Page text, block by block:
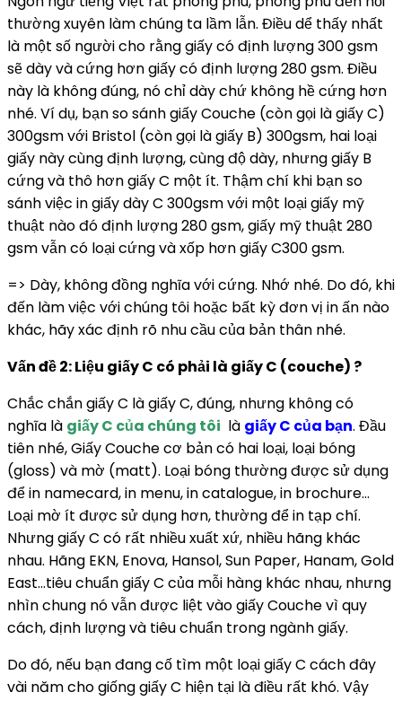
thường xuyên làm chúng ta lầm lẫn. Điều dể thấy nhất
là một số người cho rằng giấy có định lượng 300 gsm
sẽ dày và cứng hơn giấy có định lượng 280 gsm. Điều
này là không đúng, nó chỉ dày chứ không hề cứng hơn
nhé. Ví dụ, bạn so sánh giấy Couche (còn gọi là giấy C)
300gsm với Bristol (còn gọi là giấy B) 300gsm, hai loại
giấy này cùng định lượng, cùng độ dày, nhưng giấy B
cứng và thô hơn giấy C một ít. Thậm chí khi bạn so
sánh việc in giấy dày C 300gsm với một loại giấy mỹ
thuật nào đó định lượng 280 gsm, giấy mỹ thuật 280
gsm vẫn có loại cứng và xốp hơn giấy C300 gsm.
=> Dày, không đồng nghĩa với cứng. Nhớ nhé. Do đó, khi
đến làm việc với chúng tôi hoặc bất kỳ đơn vị in ấn nào
khác, hãy xác định rõ nhu cầu của bản thân nhé.
Vấn đề 2: Liệu giấy C có phải là giấy C (couche) ?
Chắc chắn giấy C là giấy C, đúng, nhưng không có
nghĩa là giấy C của chúng tôi là giấy C của bạn. Đầu
tiên nhé, Giấy Couche cơ bản có hai loại, loại bóng
(gloss) và mờ (matt). Loại bóng thường được sử dụng
để in namecard, in menu, in catalogue, in brochure…
Loại mờ ít được sử dụng hơn, thường để in tạp chí.
Nhưng giấy C có rất nhiều xuất xứ, nhiều hãng khác
nhau. Hãng EKN, Enova, Hansol, Sun Paper, Hanam, Gold
East…tiêu chuẩn giấy C của mỗi hàng khác nhau, nhưng
nhìn chung nó vẫn được liệt vào giấy Couche vì quy
cách, định lượng và tiêu chuẩn trong ngành giấy.
Do đó, nếu bạn đang cố tìm một loại giấy C cách đây
vài năm cho giống giấy C hiện tại là điều rất khó. Vậy